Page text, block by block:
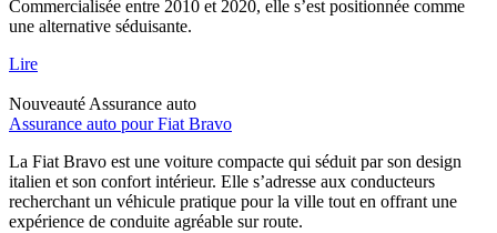
Commercialisée entre 2010 et 2020, elle s’est positionnée comme
une alternative séduisante.
Lire
Nouveauté Assurance auto
Assurance auto pour Fiat Bravo
La Fiat Bravo est une voiture compacte qui séduit par son design
italien et son confort intérieur. Elle s’adresse aux conducteurs
recherchant un véhicule pratique pour la ville tout en offrant une
expérience de conduite agréable sur route.